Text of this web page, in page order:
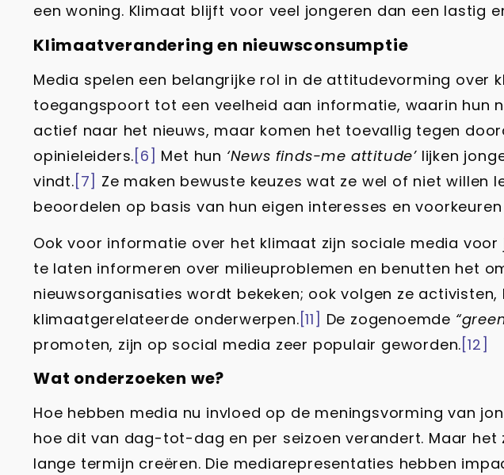
een woning. Klimaat blijft voor veel jongeren dan een lastig
Klimaatverandering en nieuwsconsumptie
Media spelen een belangrijke rol in de attitudevorming
toegangspoort tot een veelheid aan informatie, waarin hun
actief naar het nieuws, maar komen het toevallig tegen
opinieleiders. [6] Met hun ‘News finds-me attitude’ lijken
vindt. [7] Ze maken bewuste keuzes wat ze wel of niet willen
beoordelen op basis van hun eigen interesses en
Ook voor informatie over het klimaat zijn sociale media voor
te laten informeren over milieuproblemen en benutten het
nieuwsorganisaties wordt bekeken; ook volgen ze
klimaatgerelateerde onderwerpen. [11] De zogenoemde
promoten, zijn op social media zeer populair geworden. [12]
Wat onderzoeken we?
Hoe hebben media nu invloed op de meningsvorming van
hoe dit van dag-tot-dag en per seizoen verandert. Maar
lange termijn creëren. Die mediarepresentaties hebben